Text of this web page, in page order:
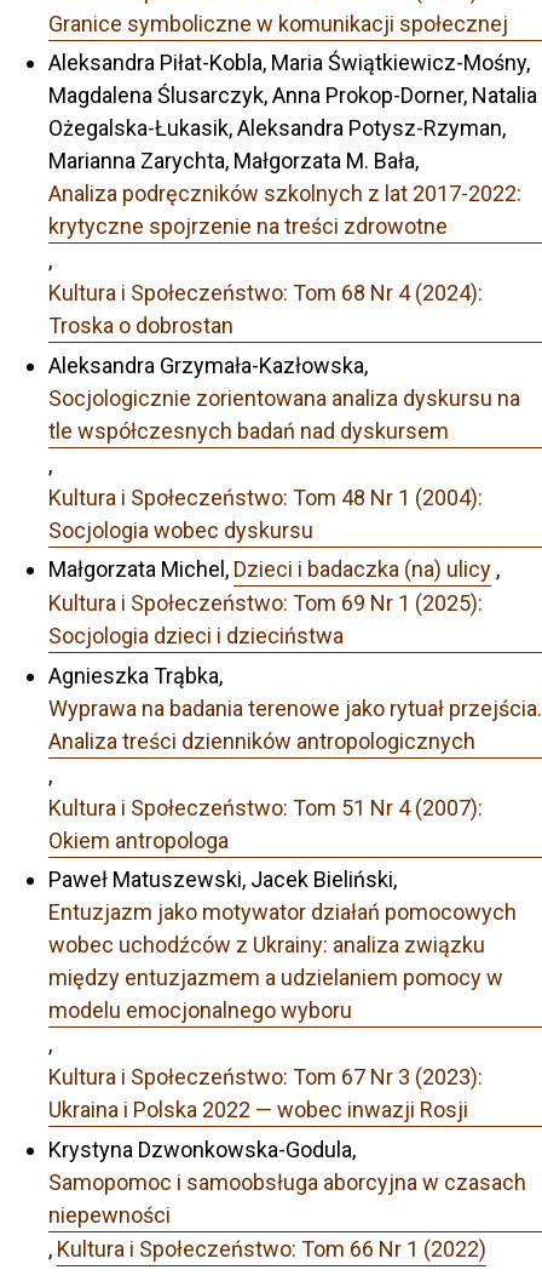
Granice symboliczne w komunikacji społecznej
Aleksandra Piłat-Kobla, Maria Świątkiewicz-Mośny,
Magdalena Ślusarczyk, Anna Prokop-Dorner, Natalia
Ożegalska-Łukasik, Aleksandra Potysz-Rzyman,
Marianna Zarychta, Małgorzata M. Bała,
Analiza podręczników szkolnych z lat 2017-2022:
krytyczne spojrzenie na treści zdrowotne
,
Kultura i Społeczeństwo: Tom 68 Nr 4 (2024):
Troska o dobrostan
Aleksandra Grzymała-Kazłowska,
Socjologicznie zorientowana analiza dyskursu na
tle współczesnych badań nad dyskursem
,
Kultura i Społeczeństwo: Tom 48 Nr 1 (2004):
Socjologia wobec dyskursu
Małgorzata Michel, Dzieci i badaczka (na) ulicy ,
Kultura i Społeczeństwo: Tom 69 Nr 1 (2025):
Socjologia dzieci i dzieciństwa
Agnieszka Trąbka,
Wyprawa na badania terenowe jako rytuał przejścia.
Analiza treści dzienników antropologicznych
,
Kultura i Społeczeństwo: Tom 51 Nr 4 (2007):
Okiem antropologa
Paweł Matuszewski, Jacek Bieliński,
Entuzjazm jako motywator działań pomocowych
wobec uchodźców z Ukrainy: analiza związku
między entuzjazmem a udzielaniem pomocy w
modelu emocjonalnego wyboru
,
Kultura i Społeczeństwo: Tom 67 Nr 3 (2023):
Ukraina i Polska 2022 — wobec inwazji Rosji
Krystyna Dzwonkowska-Godula,
Samopomoc i samoobsługa aborcyjna w czasach
niepewności
, Kultura i Społeczeństwo: Tom 66 Nr 1 (2022)